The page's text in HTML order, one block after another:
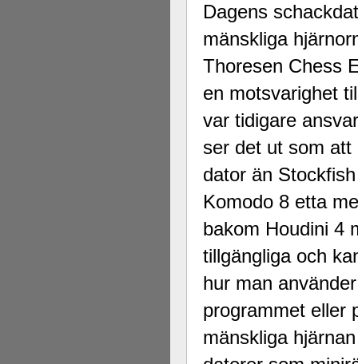
Dagens
mänskliga
Thoresen Chess
en motsvarighet
var tidigare
ser det ut som
dator än
Komodo 8 etta
bakom Houdini 4
tillgängliga och
hur man
programmet eller
mänskliga